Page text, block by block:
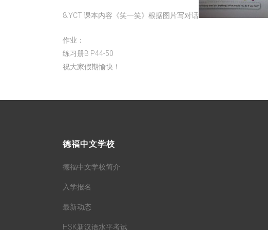
8.YCT 课本内容《笑一笑》根据图片写对话
作业：
练习册B P44-50
祝大家假期愉快！
德福中文学校
德福中文学校简介
入学报名
最新动态
HSK新汉语水平考试